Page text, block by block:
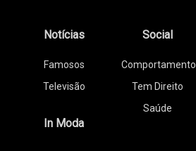
Notícias
Famosos
Televisão
In Moda
Social
Comportamento
Tem Direito
Saúde